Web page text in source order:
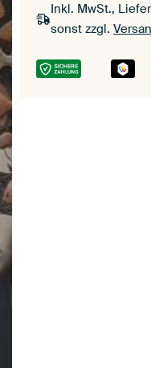
Inkl. MwSt.,
sonst zzgl.